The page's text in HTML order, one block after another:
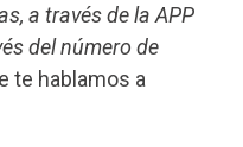
a través de la APP
del número de
te hablamos a